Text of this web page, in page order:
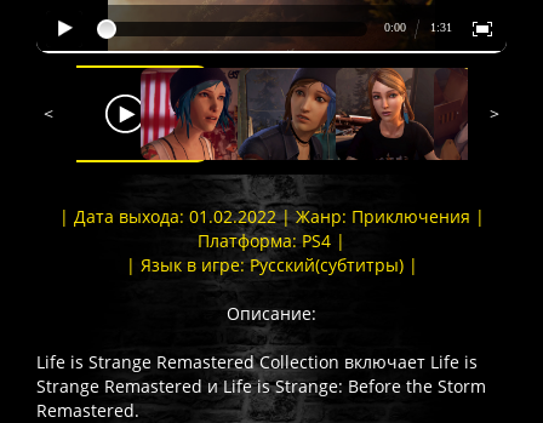
< >
| Дата выхода: 01.02.2022 | Жанр: Приключения |
Платформа: PS4 |
| Язык в игре: Русский(субтитры) |
Описание:
Life is Strange Remastered Collection включает Life is
Strange Remastered и Life is Strange: Before the Storm
Remastered.